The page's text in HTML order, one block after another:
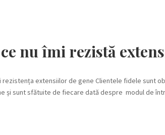
nu îmi rezistă
extensiilor de gene Clientele fidele sunt
și sunt sfătuite de fiecare dată despre modul de